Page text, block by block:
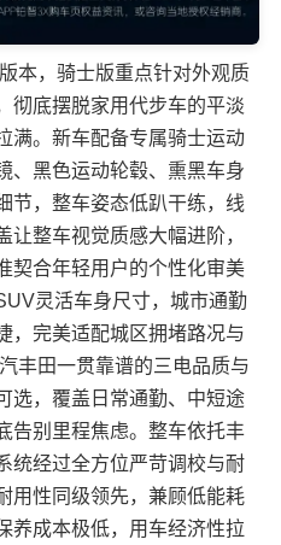
本，骑士版重点针对外观质
彻底摆脱家用代步车的平淡
满。新车配备专属骑士运动
、黑色运动轮毂、熏黑车身
节，整车姿态低趴干练，线
整车视觉质感大幅进阶，
契合年轻用户的个性化审美
灵活车身尺寸，城市通勤
，完美适配城区拥堵路况与
丰田一贯靠谱的三电品质与
选，覆盖日常通勤、中短途
告别里程焦虑。整车依托丰
统经过全方位严苛调校与耐
用性同级领先，兼顾低能耗
养成本极低，用车经济性拉